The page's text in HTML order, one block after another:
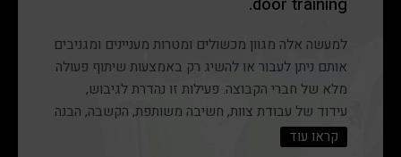
למעשה אלה מגוון מכשולים ומטרות מעניינים ומגניבים
אותם ניתן לעבור או להשיג רק באמצעות שיתוף פעולה
מלא של חברי הקבוצה. פעילות זו נהדרת לגיבוש,
עידוד של עבודת צוות, חשיבה משותפת, הקשבה, הבנה
ודיאלוג פרודקטיבי ובונה. נשמח להוסיף את אלמנט
קראו עוד